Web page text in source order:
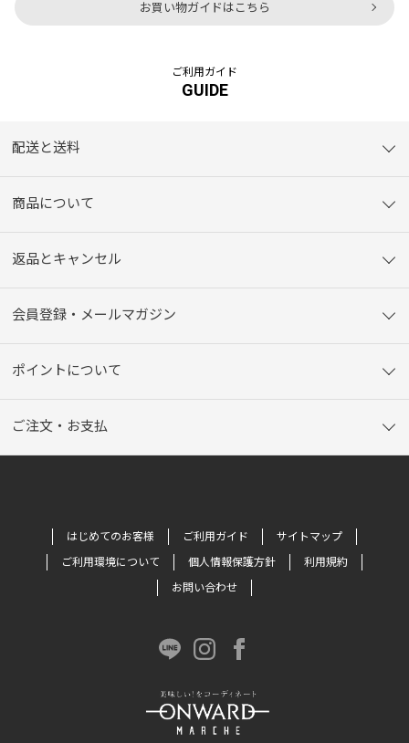
お買い物ガイドはこちら
ご利用ガイド
GUIDE
配送と送料
商品について
返品とキャンセル
会員登録・メールマガジン
ポイントについて
ご注文・お支払
はじめてのお客様 ご利用ガイド
サイトマップ
ご利用環境について
個人情報保護方針
利用規約
お問い合わせ